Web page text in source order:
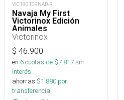
VIC190109NAD-R
Navaja My First
Victorinox Edición
Animales
Victorinox
$ 46.900
en 6cuotas de $7.817sin
interés
ahorras $1.880 por
transferencia.